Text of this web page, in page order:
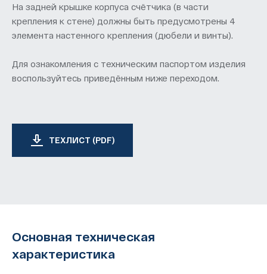
На задней крышке корпуса счётчика (в части
крепления к стене) должны быть предусмотрены 4
элемента настенного крепления (дюбели и винты).
Для ознакомления с техническим паспортом изделия
воспользуйтесь приведённым ниже переходом.
ТЕХЛИСТ (PDF)
Основная техническая
характеристика